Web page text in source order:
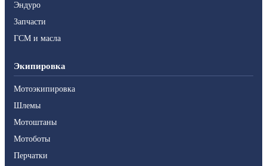
Эндуро
Запчасти
ГСМ и масла
Экипировка
Мотоэкипировка
Шлемы
Мотоштаны
Мотоботы
Перчатки